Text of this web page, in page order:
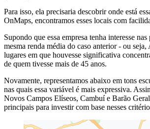
Para isso, ela precisaria descobrir onde está
OnMaps, encontramos esses locais com
Supondo que essa empresa tenha interesse nas
mesma renda média do caso anterior - ou seja,
lugares em que houvesse significativa
de quem tivesse mais de 45 anos.
Novamente, representamos abaixo em tons
nas quais essa variável é mais expressiva.
Novos Campos Elíseos, Cambuí e Barão
principais para investir com base nesses